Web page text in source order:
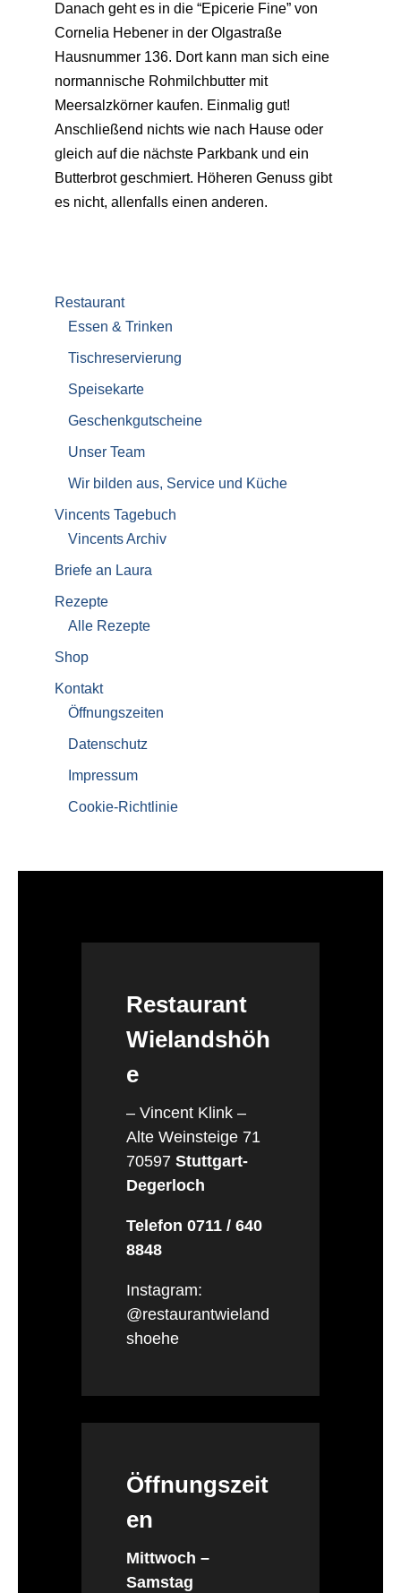
Danach geht es in die “Epicerie Fine” von
Cornelia Hebener in der Olgastraße
Hausnummer 136. Dort kann man sich eine
normannische Rohmilchbutter mit
Meersalzkörner kaufen. Einmalig gut!
Anschließend nichts wie nach Hause oder
gleich auf die nächste Parkbank und ein
Butterbrot geschmiert. Höheren Genuss gibt
es nicht, allenfalls einen anderen.
Restaurant
Essen & Trinken
Tischreservierung
Speisekarte
Geschenkgutscheine
Unser Team
Wir bilden aus, Service und Küche
Vincents Tagebuch
Vincents Archiv
Briefe an Laura
Rezepte
Alle Rezepte
Shop
Kontakt
Öffnungszeiten
Datenschutz
Impressum
Cookie-Richtlinie
Restaurant
Wielandshöh
e
– Vincent Klink –
Alte Weinsteige 71
70597 Stuttgart-
Degerloch
Telefon 0711 / 640
8848
Instagram:
@restaurantwieland
shoehe
Öffnungszeit
en
Mittwoch –
Samstag